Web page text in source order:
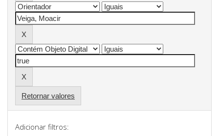
Retornar valores
Adicionar filtros: